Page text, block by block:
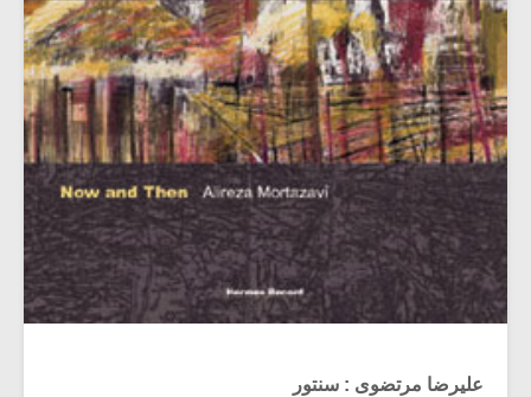
علیرضا مرتضوی : سنتور